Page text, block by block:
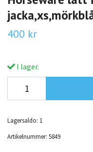
400 kr
I lager.
Lagersaldo: 1
Artikelnummer: 5849